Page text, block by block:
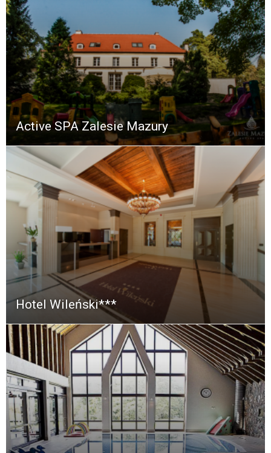
Active SPA Zalesie Mazury
Hotel Wileński***